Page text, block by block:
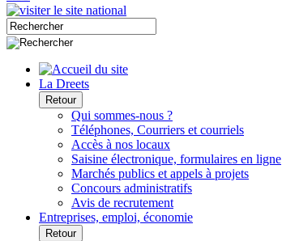
La Dreets
Retour
Qui sommes-nous ?
Téléphones, Courriers et courriels
Accès à nos locaux
Saisine électronique, formulaires en ligne
Marchés publics et appels à projets
Concours administratifs
Avis de recrutement
Entreprises, emploi, économie
Retour